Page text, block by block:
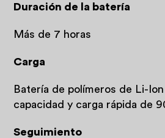
Duración de la batería
Más de 7 horas
Carga
Batería de polímeros de Li-
capacidad y carga rápida de
Seguimiento